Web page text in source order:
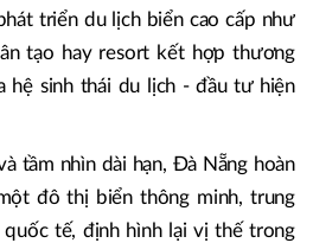
triển du lịch biển cao cấp như
tạo hay resort kết hợp thương
hệ sinh thái du lịch - đầu tư hiện
tầm nhìn dài hạn, Đà Nẵng hoàn
đô thị biển thông minh, trung
tế, định hình lại vị thế trong